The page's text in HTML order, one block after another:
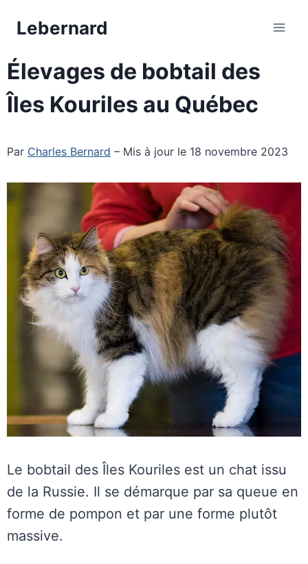
contenu
Lebernard
Élevages de bobtail des
Îles Kouriles au Québec
Par Charles Bernard – Mis à jour le 18 novembre 2023
Le bobtail des Îles Kouriles est un chat issu
de la Russie. Il se démarque par sa queue en
forme de pompon et par une forme plutôt
massive.